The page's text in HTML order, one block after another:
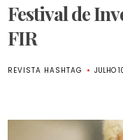
Festival de
FIR
REVISTA HASHTAG JULHO